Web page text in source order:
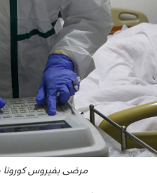
مرضى بفيروس